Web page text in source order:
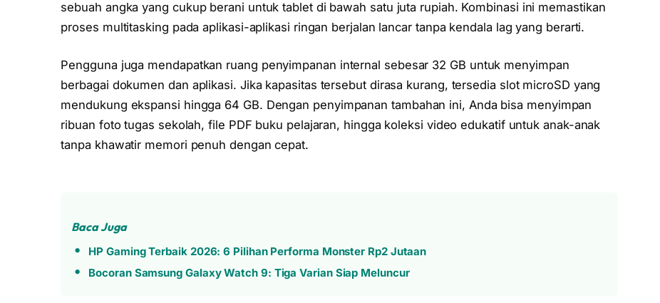
sebuah angka yang cukup berani untuk tablet di bawah satu juta rupiah. Kombinasi ini memastikan
proses multitasking pada aplikasi-aplikasi ringan berjalan lancar tanpa kendala lag yang berarti.
Pengguna juga mendapatkan ruang penyimpanan internal sebesar 32 GB untuk menyimpan
berbagai dokumen dan aplikasi. Jika kapasitas tersebut dirasa kurang, tersedia slot microSD yang
mendukung ekspansi hingga 64 GB. Dengan penyimpanan tambahan ini, Anda bisa menyimpan
ribuan foto tugas sekolah, file PDF buku pelajaran, hingga koleksi video edukatif untuk anak-anak
tanpa khawatir memori penuh dengan cepat.
Baca Juga
HP Gaming Terbaik 2026: 6 Pilihan Performa Monster Rp2 Jutaan
Bocoran Samsung Galaxy Watch 9: Tiga Varian Siap Meluncur